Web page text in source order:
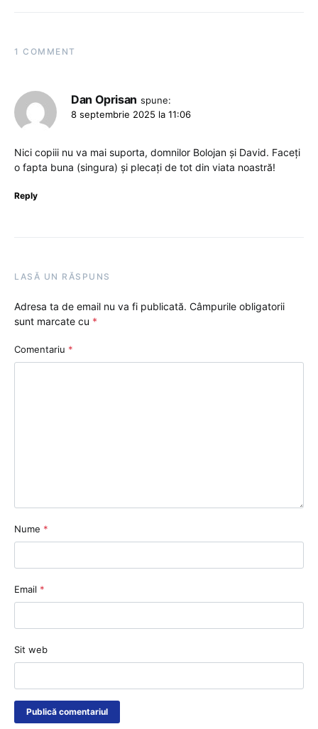
1 COMMENT
Dan Oprisan spune:
8 septembrie 2025 la 11:06
Nici copiii nu va mai suporta, domnilor Bolojan și David. Faceți
o fapta buna (singura) și plecați de tot din viata noastră!
Reply
LASĂ UN RĂSPUNS
Adresa ta de email nu va fi publicată. Câmpurile obligatorii
sunt marcate cu *
Comentariu *
Nume *
Email *
Sit web